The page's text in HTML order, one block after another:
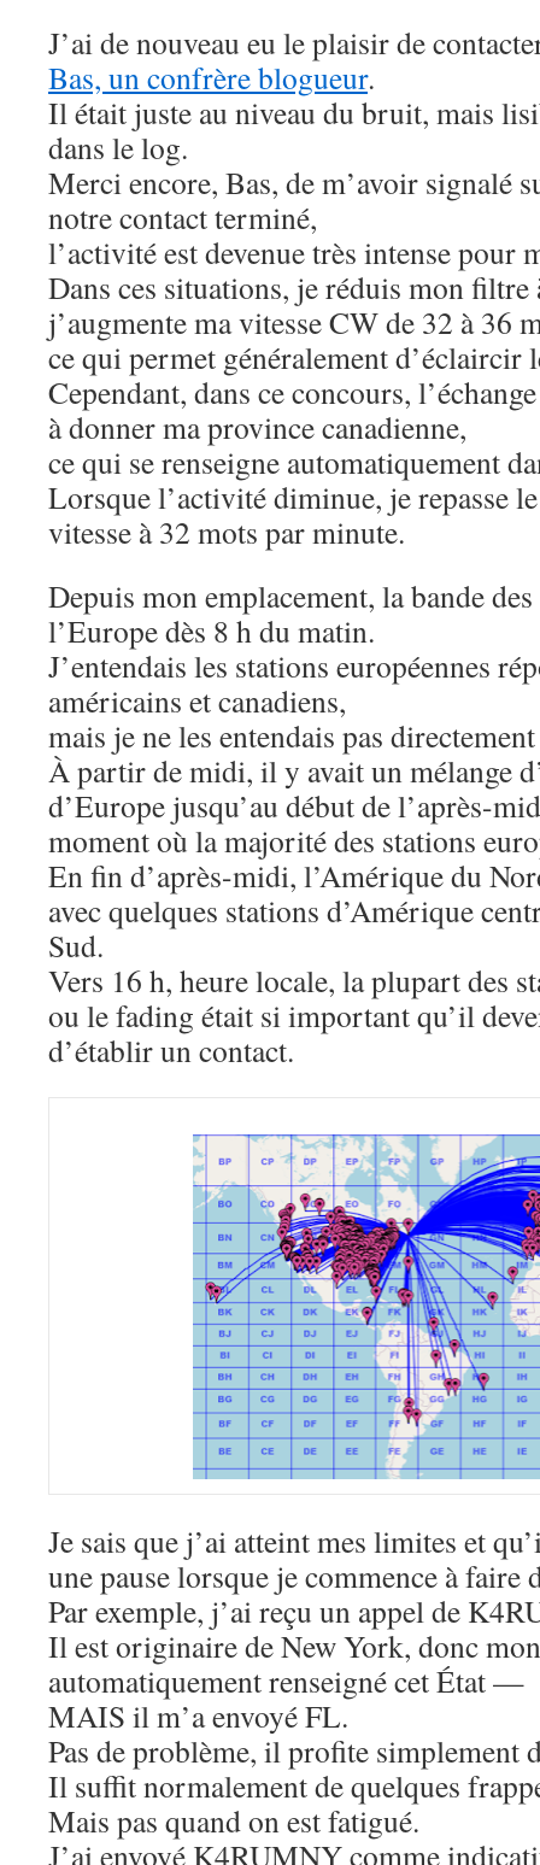
J’ai de nouveau eu le plaisir de
Bas, un confrère blogueur.
Il était juste au niveau du bruit, mais
dans le log.
Merci encore, Bas, de m’avoir signalé
notre contact terminé,
l’activité est devenue très intense pour
Dans ces situations, je réduis mon filtre
j’augmente ma vitesse CW de 32 à 36
ce qui permet généralement d’éclaircir
Cependant, dans ce concours,
à donner ma province canadienne,
ce qui se renseigne automatiquement
Lorsque l’activité diminue, je repasse
vitesse à 32 mots par minute.
Depuis mon emplacement, la bande
l’Europe dès 8 h du matin.
J’entendais les stations européennes
américains et canadiens,
mais je ne les entendais pas
À partir de midi, il y avait un mélange
d’Europe jusqu’au début de l’après-
moment où la majorité des stations
En fin d’après-midi, l’Amérique du
avec quelques stations d’Amérique
Sud.
Vers 16 h, heure locale, la plupart des
ou le fading était si important qu’il
d’établir un contact.
Je sais que j’ai atteint mes limites et
une pause lorsque je commence à faire
Par exemple, j’ai reçu un appel de
Il est originaire de New York, donc
automatiquement renseigné cet État —
MAIS il m’a envoyé FL.
Pas de problème, il profite simplement
Il suffit normalement de quelques
Mais pas quand on est fatigué.
J’ai envoyé K4RUMNY comme